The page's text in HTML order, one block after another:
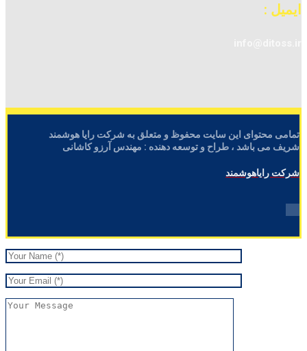
ایمیل :
تمامی محتوای این سایت محفوظ و متعلق به شرکت رایا هوشمند
شریف می باشد ، طراح و توسعه دهنده : مهندس آرزو کاشانی
شرکت رایاهوشمند